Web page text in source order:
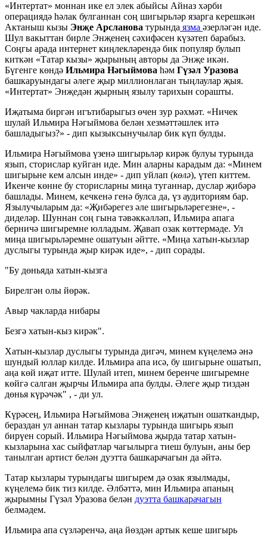
«Интертат» моннан ике ел элек абыйсы Айназ хәрби
операциядә һәлак булганнан соң шигырьләр язарга керешкән
Актаныш кызы Энҗе Арсланова турында язма әзерләгән иде.
Шул вакыттан бирле Энҗенең сәхифәсен күзәтеп барабыз.
Соңгы арада интернет киңлекләрендә бик популяр булып
киткән «Татар кызы» җырының авторы да Энҗе икән.
Бүгенге көндә Ильмира Нәгыймова һәм Гүзәл Уразова
башкаруындагы әлеге җыр миллионлаган тыңлаулар җыя.
«Интертат» Энҗедән җырның язылу тарихын сорашты.
Иҗатыма биргән игътибарыгыз өчен зур рәхмәт. «Ничек
шулай Ильмира Нәгыймова белән хезмәттәшлек итә
башладыгыз?» - дип кызыксынучылар бик күп булды.
Ильмира Нәгыймова үзенә шигырьләр кирәк булуы турында
язып, сторислар куйган иде. Мин аларны карадым да: «Минем
шигырьне кем алсын инде» - дип уйлап (көлә), үтеп киттем.
Икенче көнне бу сторисларны миңа туганнар, дуслар җибәрә
башлады. Минем, кечкенә генә булса да, үз аудиториям бар.
Язылучыларым да: «Җибәрегез әле шигырьләрегезне», -
диделәр. Шуннан соң гына тәвәккәлләп, Ильмира апага
берничә шигыремне юлладым. Җавап озак көттермәде. Ул
миңа шигырьләремне ошатуын әйтте. «Миңа хатын-кызлар
дуслыгы турында җыр кирәк иде», - дип сорады.
"Бу дөньяда хатын-кызга
Бирелгән олы йөрәк.
Авыр чакларда нибары
Безгә хатын-кыз кирәк".
Хатын-кызлар дуслыгы турында дигәч, минем күңелемә әнә
шундый юллар килде. Ильмира апа исә, бу шигырьне ошатып,
аңа көй иҗат итте. Шулай итеп, минем беренче шигыремне
көйгә салган җырчы Ильмира апа булды. Әлеге җыр тиздән
дөнья күрәчәк" , - ди ул.
Күрәсең, Ильмира Нәгыймова Энҗенең иҗатын ошаткандыр,
бераздан ул аннан татар кызлары турында шигырь язып
бирүен сорый. Ильмира Нәгыймова җырда татар хатын-
кызларына хас сыйфатлар чагылырга тиеш булуын, аны бер
танылган артист белән дуэтта башкарачагын да әйтә.
Татар кызлары турындагы шигырем дә озак язылмады,
күңелемә бик тиз килде. Әлбәттә, мин Ильмира апаның
җырымны Гүзәл Уразова белән дуэтта башкарачагын
белмәдем.
Ильмира апа сүзләренчә, аңа йөздән артык кеше шигырь